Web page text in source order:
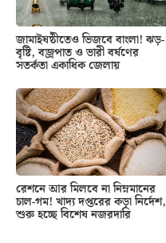
জামাইষষ্ঠীতেও ভিজবে বাংলা! ঝড়-
বৃষ্টি, বজ্রপাত ও ভারী বর্ষণের
সতর্কতা একাধিক জেলায়
রেশনে আর মিলবে না নিম্নমানের
চাল-গম! খাদ্য দপ্তরের কড়া নির্দেশ,
শুরু হচ্ছে বিশেষ নজরদারি